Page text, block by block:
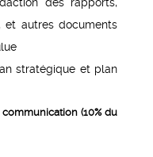
et autres documents
stratégique et plan
(10% du